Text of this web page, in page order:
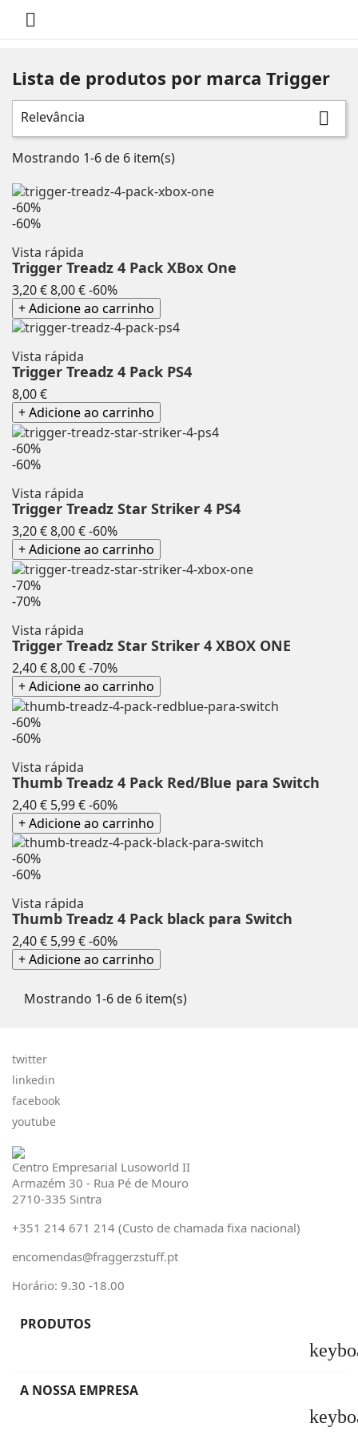

Lista de produtos por marca Trigger
Relevância 
Mostrando 1-6 de 6 item(s)
-60%
-60%
Vista rápida
Trigger Treadz 4 Pack XBox One
3,20 €Preço
normal
8,00 €-60%Preço
+ Adicione ao carrinho
Vista rápida
Trigger Treadz 4 Pack PS4
8,00 €Preço
+ Adicione ao carrinho
-60%
-60%
Vista rápida
Trigger Treadz Star Striker 4 PS4
3,20 €Preço
normal
8,00 €-60%Preço
+ Adicione ao carrinho
-70%
-70%
Vista rápida
Trigger Treadz Star Striker 4 XBOX ONE
2,40 €Preço
normal
8,00 €-70%Preço
+ Adicione ao carrinho
-60%
-60%
Vista rápida
Thumb Treadz 4 Pack Red/Blue para Switch
2,40 € Preço
normal
5,99 €-60%Preço
+ Adicione ao carrinho
-60%
-60%
Vista rápida
Thumb Treadz 4 Pack black para Switch
2,40 € Preço
normal
5,99 €-60%Preço
+ Adicione ao carrinho
Mostrando 1-6 de 6 item(s)
twitter
linkedin
facebook
youtube
Centro Empresarial Lusoworld II
Armazém 30 - Rua Pé de Mouro
2710-335 Sintra
+351 214 671 214 (Custo de chamada fixa nacional)
encomendas@fraggerzstuff.pt
Horário: 9.30 -18.00
PRODUTOS
A NOSSA EMPRESA